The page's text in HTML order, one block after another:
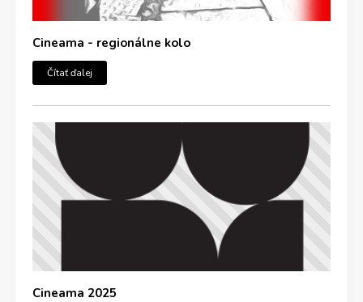
Cineama - regionálne kolo
Čítať ďalej
Cineama 2025